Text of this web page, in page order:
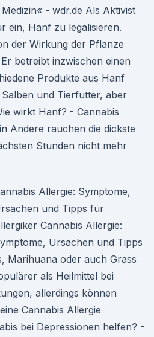
- wdr.de Als Aktivist
ein, Hanf zu legalisieren.
der Wirkung der Pflanze
betreibt inzwischen einen
Produkte aus Hanf
und Tierfutter, aber
wirkt Hanf? - Cannabis
Andere rauchen die dickste
Stunden nicht mehr
Allergie: Symptome,
und Tipps für
Cannabis Allergie:
Ursachen und Tipps
Marihuana oder auch Grass
als Heilmittel bei
allerdings können
Cannabis Allergie
bei Depressionen helfen? -